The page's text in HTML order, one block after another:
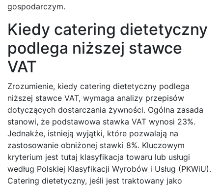
gospodarczym.
Kiedy catering dietetyczny
podlega niższej stawce
VAT
Zrozumienie, kiedy catering dietetyczny podlega
niższej stawce VAT, wymaga analizy przepisów
dotyczących dostarczania żywności. Ogólna zasada
stanowi, że podstawowa stawka VAT wynosi 23%.
Jednakże, istnieją wyjątki, które pozwalają na
zastosowanie obniżonej stawki 8%. Kluczowym
kryterium jest tutaj klasyfikacja towaru lub usługi
według Polskiej Klasyfikacji Wyrobów i Usług (PKWiU).
Catering dietetyczny, jeśli jest traktowany jako